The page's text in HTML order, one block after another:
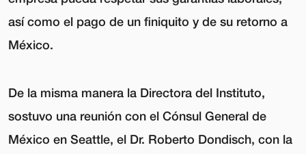
así como el pago de un finiquito y de su retorno a
México.
De la misma manera la Directora del Instituto,
sostuvo una reunión con el Cónsul General de
México en Seattle, el Dr. Roberto Dondisch, con la